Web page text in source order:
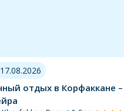
17.08.2026
отдых в Корфаккане